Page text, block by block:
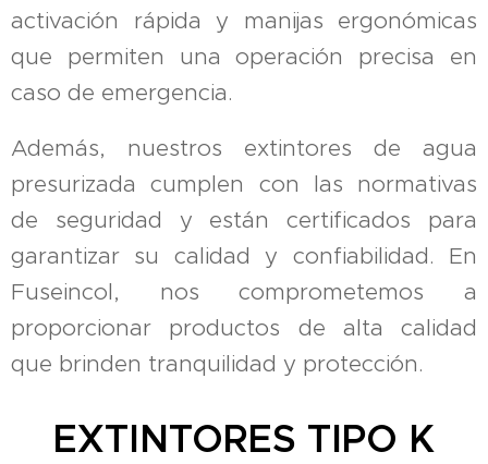
activación rápida y manijas ergonómicas
que permiten una operación precisa en
caso de emergencia.
Además, nuestros extintores de agua
presurizada cumplen con las normativas
de seguridad y están certificados para
garantizar su calidad y confiabilidad. En
Fuseincol, nos comprometemos a
proporcionar productos de alta calidad
que brinden tranquilidad y protección.
EXTINTORES TIPO K